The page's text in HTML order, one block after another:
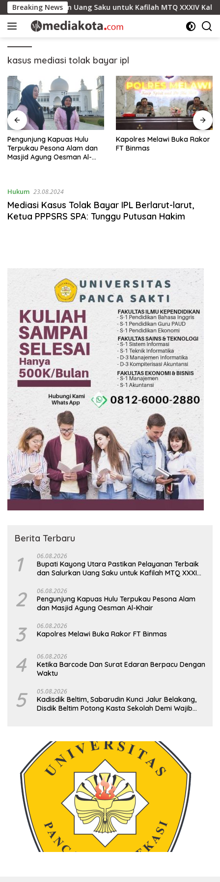
Skip
to
content
Breaking News
dan Salurkan Uang Saku untuk Kafilah MTQ XXXIV Kalbar
kasus mediasi tolak bayar ipl
Pengunjung Kapuas Hulu
Terpukau Pesona Alam dan
Masjid Agung Oesman Al-
Kapolres Melawi Buka Rakor
FT Binmas
Hukum 23.08.2024
Mediasi Kasus Tolak Bayar IPL Berlarut-larut,
Ketua PPPSRS SPA: Tunggu Putusan Hakim
Berita Terbaru
1 06.08.2026
Bupati Kayong Utara Pastikan Pelayanan Terbaik
dan Salurkan Uang Saku untuk Kafilah MTQ XXXIV
2 06.08.2026
Pengunjung Kapuas Hulu Terpukau Pesona Alam
dan Masjid Agung Oesman Al-Khair
3 06.08.2026
Kapolres Melawi Buka Rakor FT Binmas
4 06.08.2026
Ketika Barcode Dan Surat Edaran Berpacu Dengan
Waktu
5 05.08.2026
Kadisdik Beltim, Sabarudin Kunci Jalur Belakang,
Disdik Beltim Potong Kasta Sekolah Demi Wajib